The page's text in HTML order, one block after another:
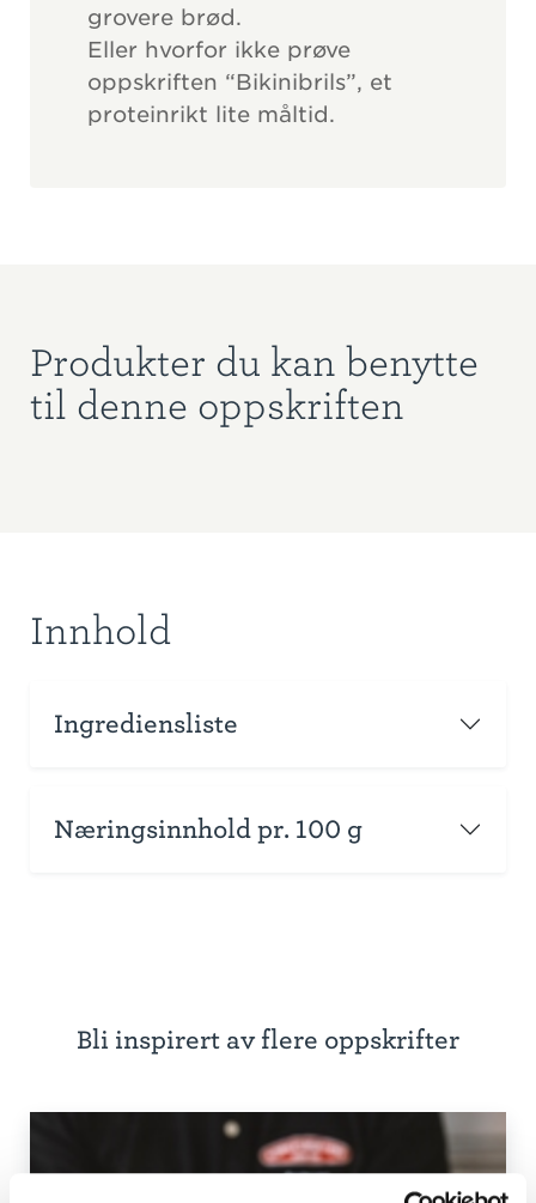
grovere brød.
Eller hvorfor ikke prøve
oppskriften “Bikinibrils”, et
proteinrikt lite måltid.
Produkter du kan benytte
til denne oppskriften
Innhold
Ingrediensliste
Næringsinnhold pr. 100 g
Bli inspirert av flere oppskrifter